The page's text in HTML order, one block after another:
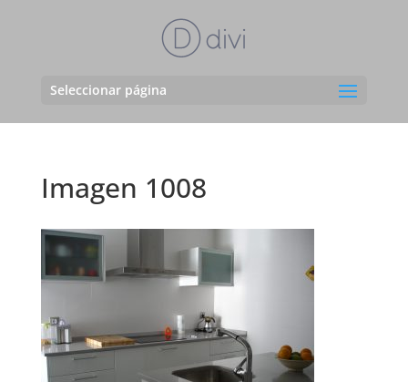
Seleccionar página
Imagen 1008